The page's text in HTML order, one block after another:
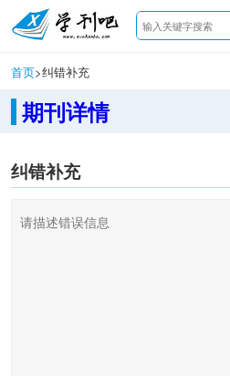
首页>纠错补充
期刊详情
纠错补充